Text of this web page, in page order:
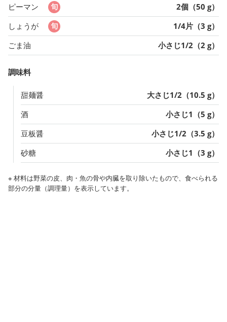
ピーマン
2個（50 g）
しょうが
1/4片（3 g）
ごま油
小さじ1/2（2 g）
調味料
甜麺醤
大さじ1/2（10.5 g）
酒
小さじ1（5 g）
豆板醤
小さじ1/2（3.5 g）
砂糖
小さじ1（3 g）
※ 材料は野菜の皮、肉・魚の骨や内臓を取り除いたもので、食べられる
部分の分量（調理量）を表示しています。